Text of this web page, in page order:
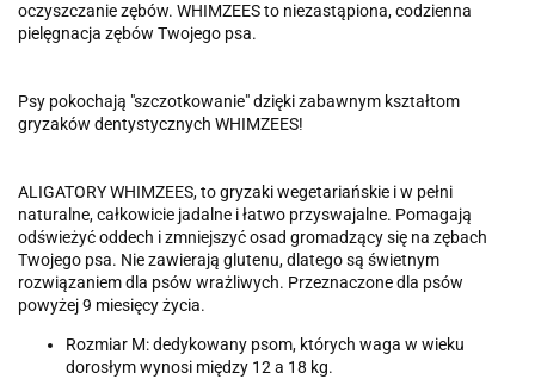
oczyszczanie zębów. WHIMZEES to niezastąpiona, codzienna
pielęgnacja zębów Twojego psa.
Psy pokochają "szczotkowanie" dzięki zabawnym kształtom
gryzaków dentystycznych WHIMZEES!
ALIGATORY WHIMZEES, to gryzaki wegetariańskie i w pełni
naturalne, całkowicie jadalne i łatwo przyswajalne. Pomagają
odświeżyć oddech i zmniejszyć osad gromadzący się na zębach
Twojego psa. Nie zawierają glutenu, dlatego są świetnym
rozwiązaniem dla psów wrażliwych. Przeznaczone dla psów
powyżej 9 miesięcy życia.
Rozmiar M: dedykowany psom, których waga w wieku
dorosłym wynosi między 12 a 18 kg.